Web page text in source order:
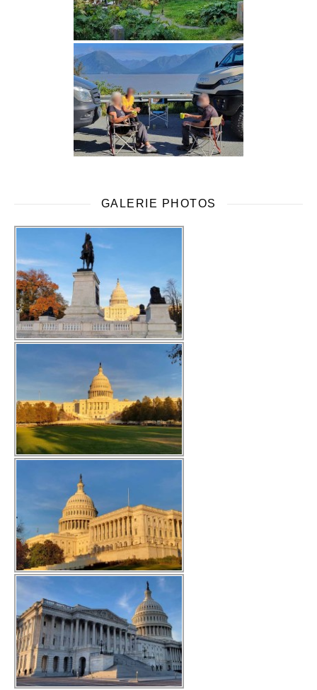
GALERIE PHOTOS